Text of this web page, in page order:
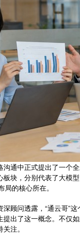
沟通中正式提出了一个
块，分别代表了大模
的核心所在。
顾问透露，“通云哥”
出了这一概念。不仅
注。